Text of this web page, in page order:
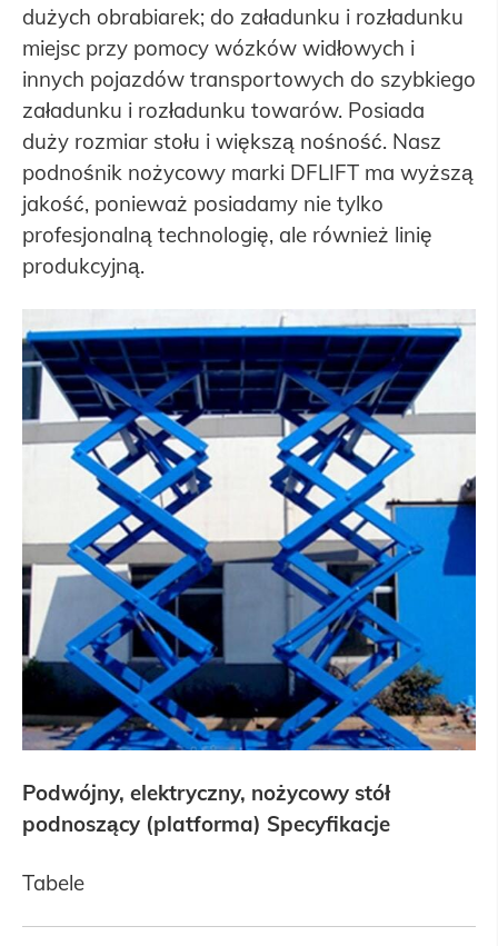
dużych obrabiarek; do załadunku i rozładunku
miejsc przy pomocy wózków widłowych i
innych pojazdów transportowych do szybkiego
załadunku i rozładunku towarów. Posiada
duży rozmiar stołu i większą nośność. Nasz
podnośnik nożycowy marki DFLIFT ma wyższą
jakość, ponieważ posiadamy nie tylko
profesjonalną technologię, ale również linię
produkcyjną.
Podwójny, elektryczny, nożycowy stół
podnoszący (platforma) Specyfikacje
Tabele